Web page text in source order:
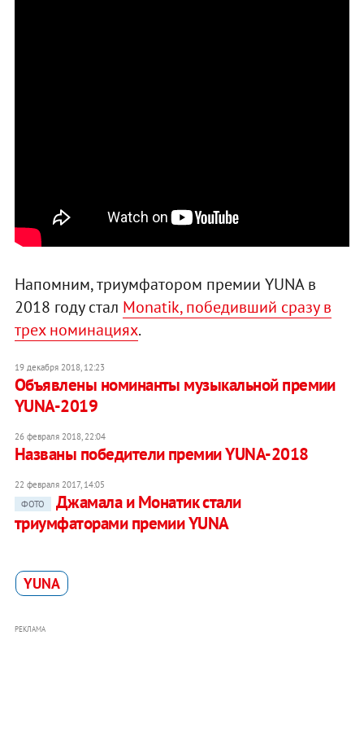
Напомним, триумфатором премии YUNA в
2018 году стал Monatik, победивший сразу в
трех номинациях.
19 декабря 2018, 12:23
Объявлены номинанты музыкальной премии
YUNA-2019
26 февраля 2018, 22:04
Названы победители премии YUNA-2018
22 февраля 2017, 14:05
ФОТО
Джамала и Монатик стали
триумфаторами премии YUNA
YUNA
РЕКЛАМА